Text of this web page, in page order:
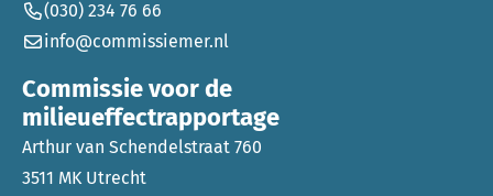
(030) 234 76 66
info@commissiemer.nl
Commissie voor de
milieueffectrapportage
Arthur van Schendelstraat 760
3511 MK Utrecht